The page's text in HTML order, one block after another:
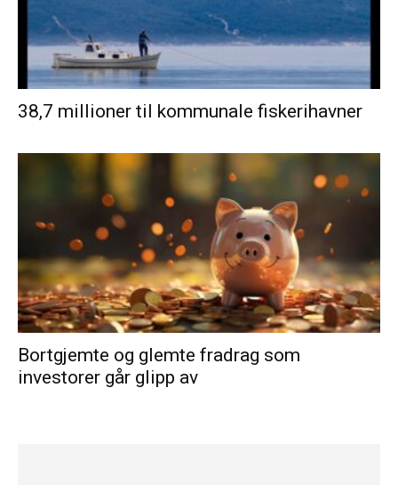
38,7 millioner til kommunale fiskerihavner
Bortgjemte og glemte fradrag som
investorer går glipp av